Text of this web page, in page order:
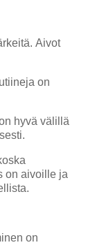
Aivot
on
hyvä välillä
on aivoille ja
on